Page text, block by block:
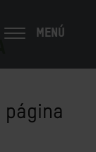
MENÚ
página